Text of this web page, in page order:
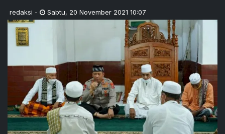
redaksi - Sabtu, 20 November 2021 10:07